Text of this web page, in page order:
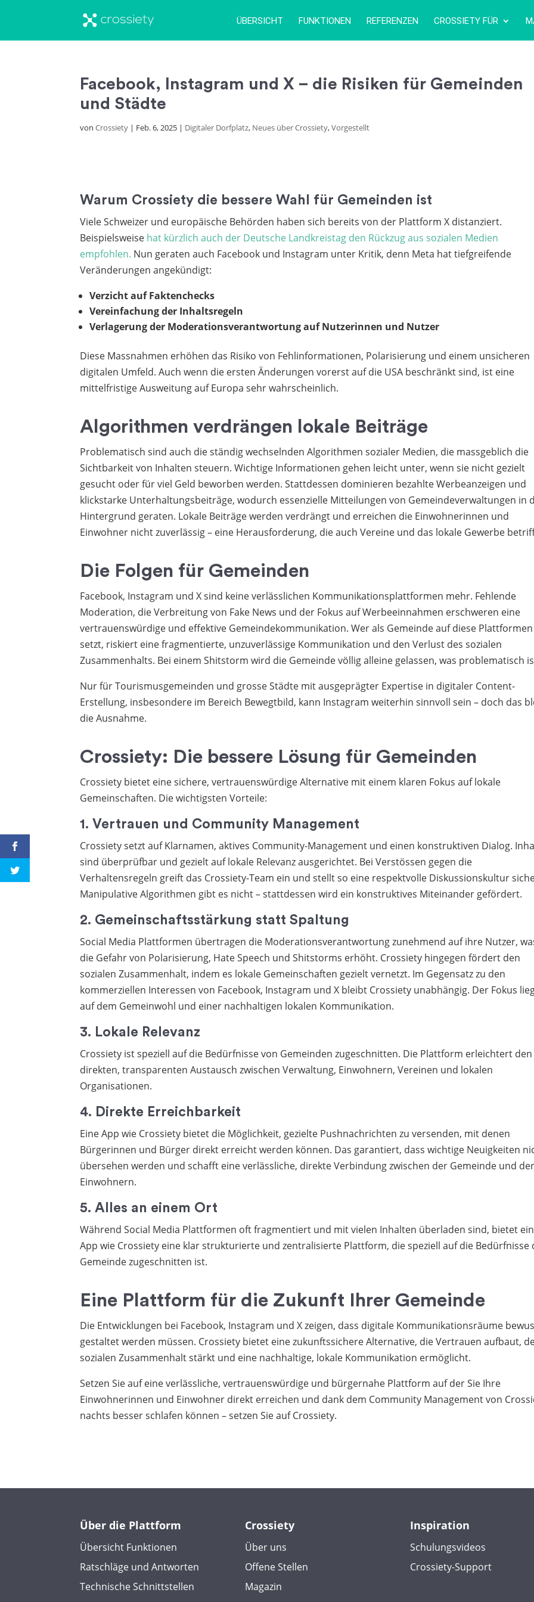
ÜBERSICHT FUNKTIONEN REFERENZEN CROSSIETY FÜR
Facebook, Instagram und X – die Risiken für Gemeinden
und Städte
vonCrossiety | Feb. 6, 2025 | Digitaler Dorfplatz, Neues über Crossiety,Vorgestellt
Warum Crossiety die bessere Wahl für Gemeinden ist
Viele Schweizer und europäische Behörden haben sich bereits von der Plattform X distanziert.
Beispielsweise hat kürzlich auch der Deutsche Landkreistag den Rückzug aus sozialen Medien
empfohlen. Nun geraten auch Facebook und Instagram unter Kritik, denn Meta hat tiefgreifende
Veränderungen angekündigt:
Verzicht auf Faktenchecks
Vereinfachung der Inhaltsregeln
Verlagerung der Moderationsverantwortung auf Nutzerinnen und Nutzer
Diese Massnahmen erhöhen das Risiko von Fehlinformationen, Polarisierung und einem unsicheren
digitalen Umfeld. Auch wenn die ersten Änderungen vorerst auf die USA beschränkt sind, ist eine
mittelfristige Ausweitung auf Europa sehr wahrscheinlich.
Algorithmen verdrängen lokale Beiträge
Problematisch sind auch die ständig wechselnden Algorithmen sozialer Medien, die massgeblich die
Sichtbarkeit von Inhalten steuern. Wichtige Informationen gehen leicht unter, wenn sie nicht gezielt
gesucht oder für viel Geld beworben werden. Stattdessen dominieren bezahlte Werbeanzeigen und
klickstarke Unterhaltungsbeiträge, wodurch essenzielle Mitteilungen von Gemeindeverwaltungen in
Hintergrund geraten. Lokale Beiträge werden verdrängt und erreichen die Einwohnerinnen und
Einwohner nicht zuverlässig – eine Herausforderung, die auch Vereine und das lokale Gewerbe
Die Folgen für Gemeinden
Facebook, Instagram und X sind keine verlässlichen Kommunikationsplattformen mehr. Fehlende
Moderation, die Verbreitung von Fake News und der Fokus auf Werbeeinnahmen erschweren eine
vertrauenswürdige und effektive Gemeindekommunikation. Wer als Gemeinde auf diese Plattformen
setzt, riskiert eine fragmentierte, unzuverlässige Kommunikation und den Verlust des sozialen
Zusammenhalts. Bei einem Shitstorm wird die Gemeinde völlig alleine gelassen, was problematisch
Nur für Tourismusgemeinden und grosse Städte mit ausgeprägter Expertise in digitaler Content-
Erstellung, insbesondere im Bereich Bewegtbild, kann Instagram weiterhin sinnvoll sein – doch das
die Ausnahme.
Crossiety: Die bessere Lösung für Gemeinden
Crossiety bietet eine sichere, vertrauenswürdige Alternative mit einem klaren Fokus auf lokale
Gemeinschaften. Die wichtigsten Vorteile:
1. Vertrauen und Community Management
Crossiety setzt auf Klarnamen, aktives Community-Management und einen konstruktiven Dialog.
sind überprüfbar und gezielt auf lokale Relevanz ausgerichtet. Bei Verstössen gegen die
Verhaltensregeln greift das Crossiety-Team ein und stellt so eine respektvolle Diskussionskultur
Manipulative Algorithmen gibt es nicht – stattdessen wird ein konstruktives Miteinander gefördert.
2. Gemeinschaftsstärkung statt Spaltung
Social Media Plattformen übertragen die Moderationsverantwortung zunehmend auf ihre Nutzer,
die Gefahr von Polarisierung, Hate Speech und Shitstorms erhöht. Crossiety hingegen fördert den
sozialen Zusammenhalt, indem es lokale Gemeinschaften gezielt vernetzt. Im Gegensatz zu den
kommerziellen Interessen von Facebook, Instagram und X bleibt Crossiety unabhängig. Der Fokus
auf dem Gemeinwohl und einer nachhaltigen lokalen Kommunikation.
3. Lokale Relevanz
Crossiety ist speziell auf die Bedürfnisse von Gemeinden zugeschnitten. Die Plattform erleichtert den
direkten, transparenten Austausch zwischen Verwaltung, Einwohnern, Vereinen und lokalen
Organisationen.
4. Direkte Erreichbarkeit
Eine App wie Crossiety bietet die Möglichkeit, gezielte Pushnachrichten zu versenden, mit denen
Bürgerinnen und Bürger direkt erreicht werden können. Das garantiert, dass wichtige Neuigkeiten
übersehen werden und schafft eine verlässliche, direkte Verbindung zwischen der Gemeinde und
Einwohnern.
5. Alles an einem Ort
Während Social Media Plattformen oft fragmentiert und mit vielen Inhalten überladen sind, bietet
App wie Crossiety eine klar strukturierte und zentralisierte Plattform, die speziell auf die Bedürfnisse
Gemeinde zugeschnitten ist.
Eine Plattform für die Zukunft Ihrer Gemeinde
Die Entwicklungen bei Facebook, Instagram und X zeigen, dass digitale Kommunikationsräume
gestaltet werden müssen. Crossiety bietet eine zukunftssichere Alternative, die Vertrauen aufbaut,
sozialen Zusammenhalt stärkt und eine nachhaltige, lokale Kommunikation ermöglicht.
Setzen Sie auf eine verlässliche, vertrauenswürdige und bürgernahe Plattform auf der Sie Ihre
Einwohnerinnen und Einwohner direkt erreichen und dank dem Community Management von
nachts besser schlafen können – setzen Sie auf Crossiety.
Über die Plattform
Übersicht Funktionen
Ratschläge und Antworten
Technische Schnittstellen
Crossiety
Über uns
Offene Stellen
Magazin
Inspiration
Schulungsvideos
Crossiety-Support